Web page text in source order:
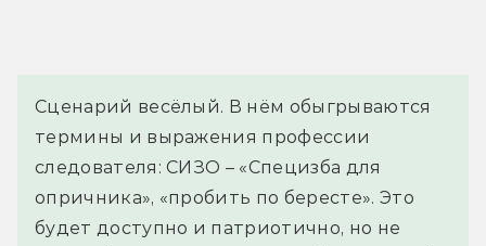
Сценарий весёлый. В нём обыгрываются
термины и выражения профессии
следователя: СИЗО – «Специзба для
опричника», «пробить по бересте». Это
будет доступно и патриотично, но не